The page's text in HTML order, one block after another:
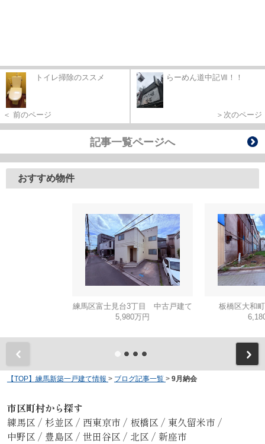
トイレ掃除のススメ
＜ 前のページ
らーめん道中記Ⅶ！！
＞次のページ
記事一覧ページへ
おすすめ物件
練馬区富士見台3丁目 中古戸建て
5,980万円
板橋区大和
【TOP】練馬新築一戸建て情報 > ブログ記事一覧 > 9月納会
市区町村から探す
練馬区 / 杉並区 / 西東京市 / 板橋区 / 東久留米市 /
中野区 / 豊島区 / 世田谷区 / 北区 / 新座市